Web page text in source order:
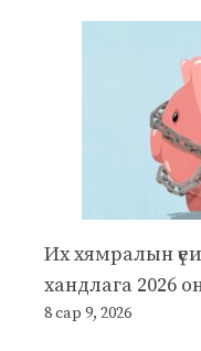
Их хямралын
хандлага 2026
8 сар 9, 2026